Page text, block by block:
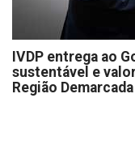
IVDP entrega ao
sustentável e
Região